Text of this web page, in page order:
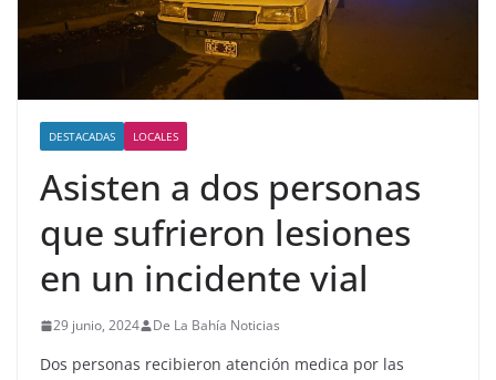
DESTACADAS LOCALES
Asisten a dos personas
que sufrieron lesiones
en un incidente vial
29 junio, 2024 De La Bahía Noticias
Dos personas recibieron atención medica por las